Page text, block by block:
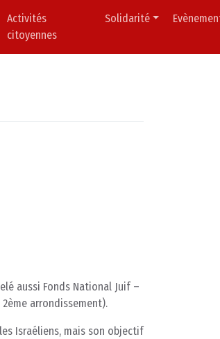
Activités
citoyennes
Solidarité
aussi Fonds National Juif –
arrondissement).
Israéliens, mais son objectif